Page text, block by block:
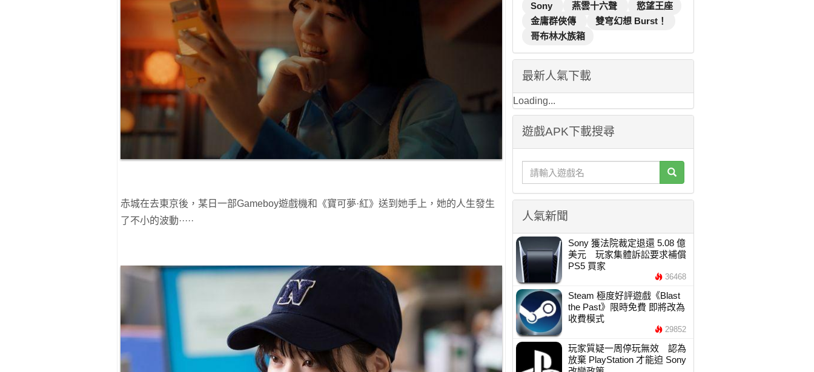
赤城在去東京後，某日一部Gameboy遊戲機和《寶可夢·紅》送到她手上，她的人生發生
了不小的波動·····
Sony
燕雲十六聲
慾望王座
金庸群俠傳
雙穹幻想 Burst！
哥布林水族箱
最新人氣下載
Loading...
遊戲APK下載搜尋
人氣新聞
Sony 獲法院裁定退還 5.08 億
美元 玩家集體訴訟要求補償
PS5 買家
36468
Steam 極度好評遊戲《Blast
the Past》限時免費 即將改為
收費模式
29852
玩家質疑一周停玩無效 認為
放棄 PlayStation 才能迫 Sony